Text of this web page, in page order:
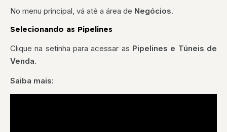
No menu principal, vá até a área de Negócios.
Selecionando as Pipelines
Clique na setinha para acessar as Pipelines e Túneis de
Venda.
Saiba mais: